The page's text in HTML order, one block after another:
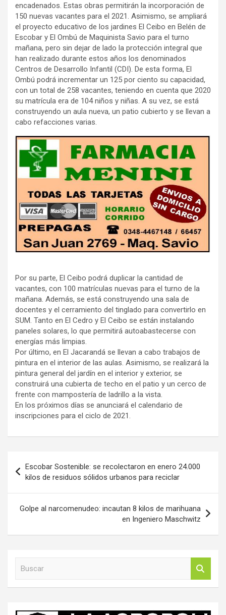
encadenados. Estas obras permitirán la incorporación de
150 nuevas vacantes para el 2021. Asimismo, se ampliará
el proyecto educativo de los jardines El Ceibo en Belén de
Escobar y El Ombú de Maquinista Savio para el turno
mañana, pero sin dejar de lado la protección integral que
han realizado durante estos años los denominados
Centros de Desarrollo Infantil (CDI). De esta forma, El
Ombú podrá incrementar un 125 por ciento su capacidad,
con un total de 258 vacantes, teniendo en cuenta que 2020
su matrícula era de 104 niños y niñas. A su vez, se está
construyendo un aula nueva, un patio cubierto y se llevan a
cabo refacciones varias.
Por su parte, El Ceibo podrá duplicar la cantidad de
vacantes, con 100 matrículas nuevas para el turno de la
mañana. Además, se está construyendo una sala de
docentes y el cerramiento del tinglado para convertirlo en
SUM. Tanto en El Cedro y El Ceibo se están instalando
paneles solares, lo que permitirá autoabastecerse con
energías más limpias.
Por último, en El Jacarandá se llevan a cabo trabajos de
pintura en el interior de las aulas. Asimismo, se realizará la
pintura general del jardín en el interior y exterior, se
construirá una cubierta de techo en el patio y un cerco de
frente con mampostería de ladrillo a la vista.
En los próximos días se anunciará el calendario de
inscripciones para el ciclo de 2021.
de
entradas
Escobar Sostenible: se recolectaron en enero 24.000
kilos de residuos sólidos urbanos para reciclar
Golpe al narcomenudeo: incautan 8 kilos de marihuana
en Ingeniero Maschwitz